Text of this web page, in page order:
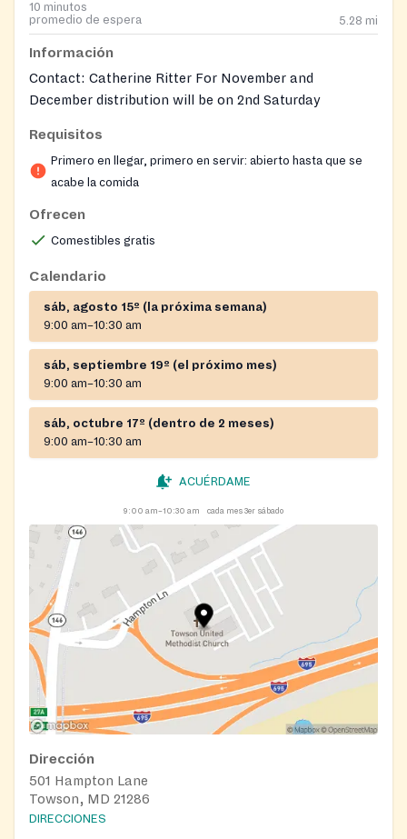
10 minutos
promedio de espera
5.28 mi
Información
Contact: Catherine Ritter For November and
December distribution will be on 2nd Saturday
Requisitos
Primero en llegar, primero en servir: abierto hasta que se
acabe la comida
Ofrecen
Comestibles gratis
Calendario
sáb, agosto 15º (la próxima semana)
9:00 am–10:30 am
sáb, septiembre 19º (el próximo mes)
9:00 am–10:30 am
sáb, octubre 17º (dentro de 2 meses)
9:00 am–10:30 am
ACUÉRDAME
9:00 am–10:30 am cada mes 3er sábado
Dirección
501 Hampton Lane
Towson, MD 21286
DIRECCIONES